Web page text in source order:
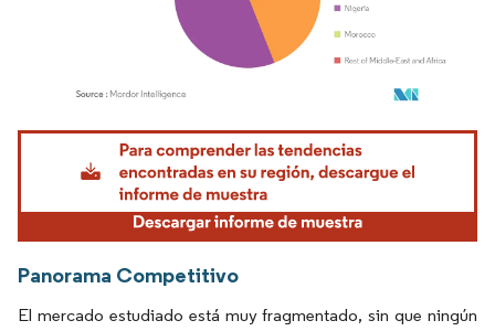
Imagen © Mordor Intelligence. El uso requiere atribución según CC BY 4.0.
Panorama Competitivo
El mercado estudiado está muy fragmentado, sin que ningún